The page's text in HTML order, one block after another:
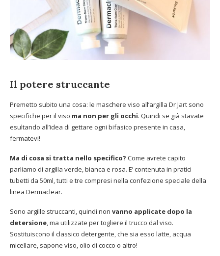
Il potere struccante
Premetto subito una cosa: le maschere viso all’argilla Dr Jart sono
specifiche per il viso ma non per gli occhi. Quindi se già stavate
esultando all’idea di gettare ogni bifasico presente in casa,
fermatevi!
Ma di cosa si tratta nello specifico? Come avrete capito
parliamo di argilla verde, bianca e rosa. E’ contenuta in pratici
tubetti da 50ml, tutti e tre compresi nella confezione speciale della
linea Dermaclear.
Sono argille struccanti, quindi non vanno applicate dopo la
detersione, ma utilizzate per togliere il trucco dal viso.
Sostituiscono il classico detergente, che sia esso latte, acqua
micellare, sapone viso, olio di cocco o altro!